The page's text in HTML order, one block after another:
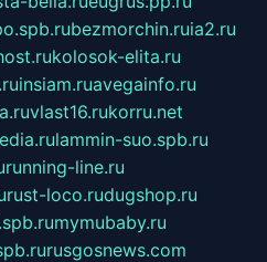
bezmorchin.ruia2.ru
kolosok-elita.ru
insiam.ruavegainfo.ru
vlast16.rukorru.net
lammin-suo.spb.ru
running-line.ru
rust-loco.rudugshop.ru
mymubaby.ru
rusgosnews.com